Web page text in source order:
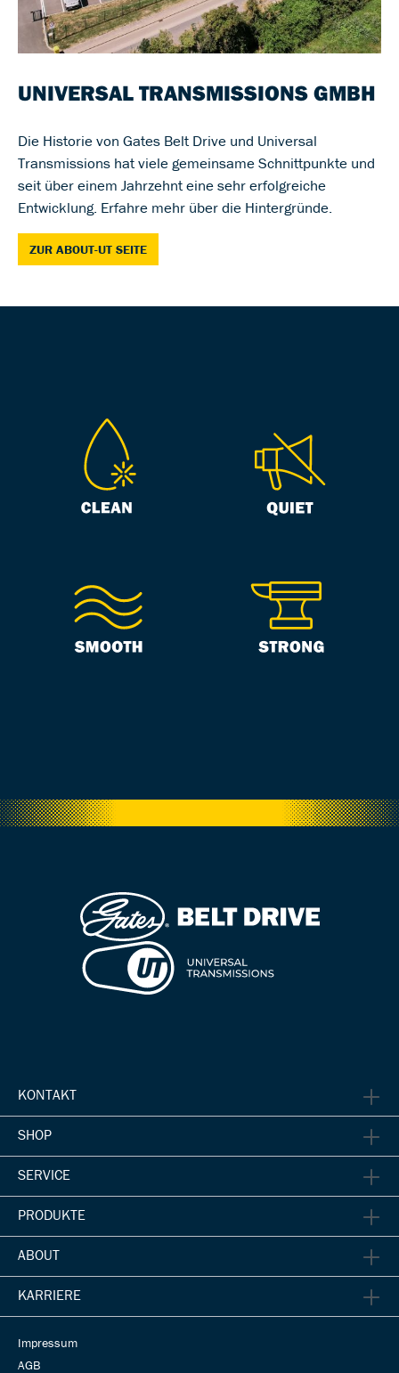
UNIVERSAL TRANSMISSIONS GMBH
Die Historie von Gates Belt Drive und Universal
Transmissions hat viele gemeinsame Schnittpunkte und
seit über einem Jahrzehnt eine sehr erfolgreiche
Entwicklung. Erfahre mehr über die Hintergründe.
ZUR ABOUT-UT SEITE
KONTAKT
SHOP
SERVICE
PRODUKTE
ABOUT
KARRIERE
Impressum
AGB